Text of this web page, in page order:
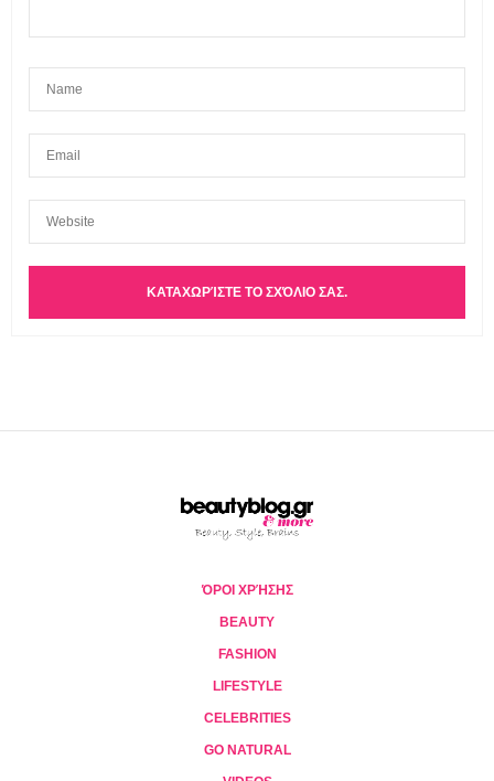
ΌΡΟΙ ΧΡΉΣΗΣ
BEAUTY
FASHION
LIFESTYLE
CELEBRITIES
GO NATURAL